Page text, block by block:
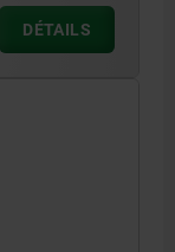
DÉTAILS